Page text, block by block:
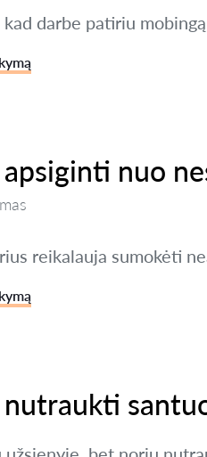
darbe patiriu
nuo
reikalauja sumokėti